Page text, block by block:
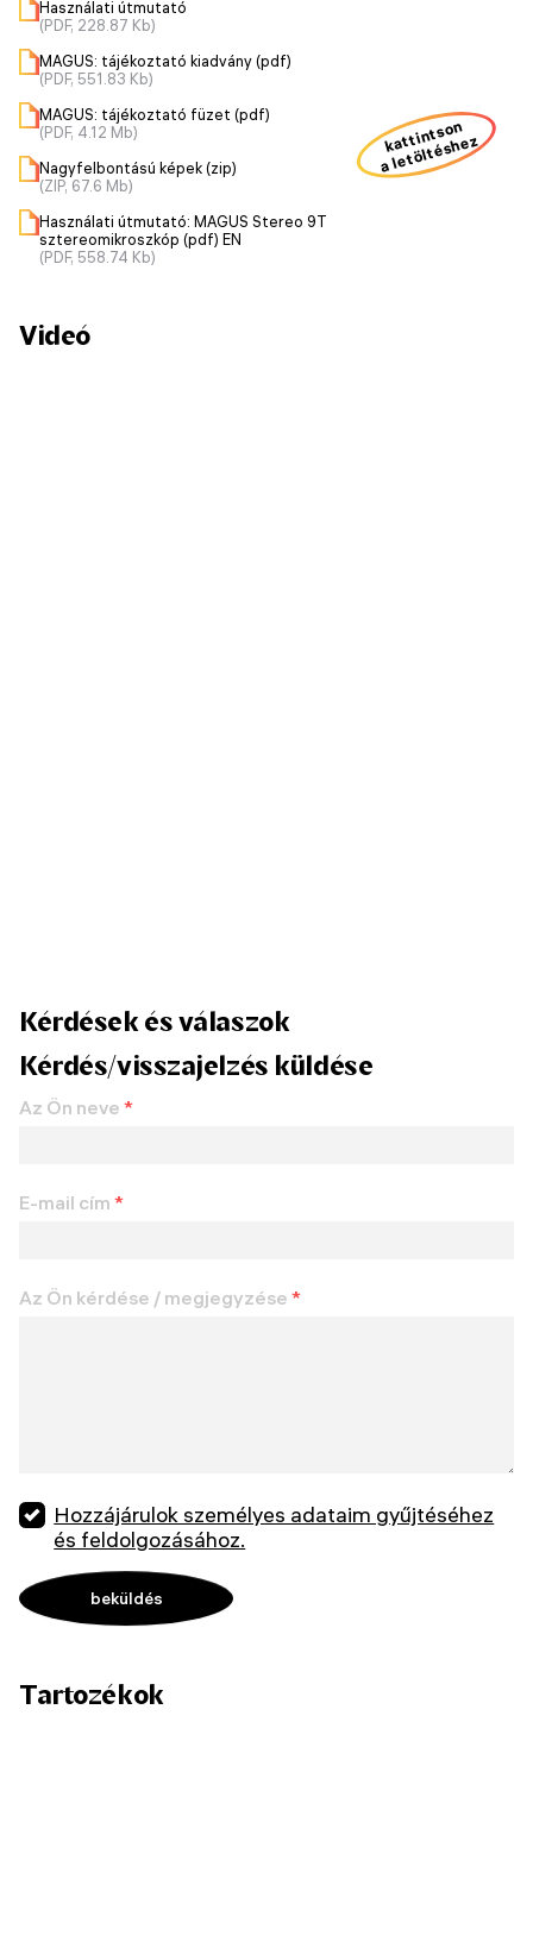
Használati útmutató
(PDF, 228.87 Kb)
MAGUS: tájékoztató kiadvány (pdf)
(PDF, 551.83 Kb)
MAGUS: tájékoztató füzet (pdf)
(PDF, 4.12 Mb)
Nagyfelbontású képek (zip)
(ZIP, 67.6 Mb)
Használati útmutató: MAGUS Stereo 9T
sztereomikroszkóp (pdf) EN
(PDF, 558.74 Kb)
kattintson
a letöltéshez
Videó
Kérdések és válaszok
Kérdés/visszajelzés küldése
Az Ön neve *
E-mail cím *
Az Ön kérdése / megjegyzése *
Hozzájárulok személyes adataim gyűjtéséhez
és feldolgozásához.
Tartozékok